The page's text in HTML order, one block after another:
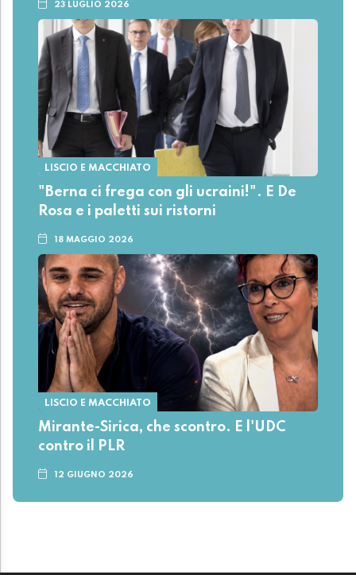
23 LUGLIO 2026
LISCIO E MACCHIATO
"Berna ci frega con gli ucraini!". E De
Rosa e i paletti sui ristorni
18 MAGGIO 2026
LISCIO E MACCHIATO
Mirante-Sirica, che scontro. E l'UDC
contro il PLR
12 GIUGNO 2026